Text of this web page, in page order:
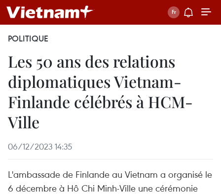
POLITIQUE
Les 50 ans des relations
diplomatiques Vietnam-
Finlande célébrés à HCM-
Ville
06/12/2023 14:35
L'ambassade de Finlande au Vietnam a organisé le
6 décembre à Hô Chi Minh-Ville une cérémonie